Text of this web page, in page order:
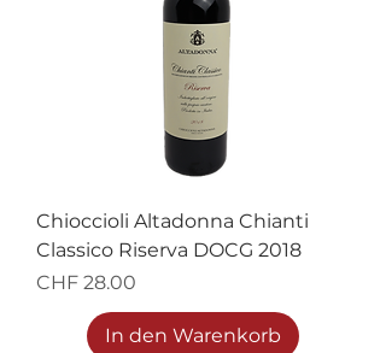
Chioccioli Altadonna Chianti
Classico Riserva DOCG 2018
Preis
CHF 28.00
In den Warenkorb